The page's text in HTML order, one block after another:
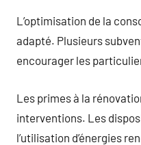
L’optimisation de la
adapté. Plusieurs
encourager les
Les primes à la
interventions. Les
l’utilisation d’énergies